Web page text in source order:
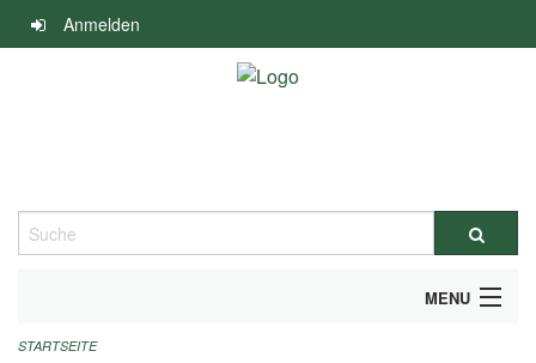
Navigation
überspringen
Anmelden
Suche
MENU
ALLGEMEINE INFORMATIONEN
STARTSEITE